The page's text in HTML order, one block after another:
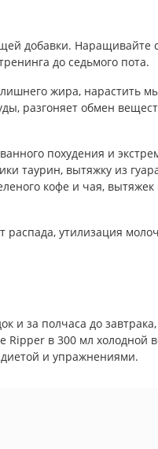
добавки. Наращивайте
до седьмого пота.
жира, нарастить
разгоняет обмен
похудения и
таурин, вытяжку из
кофе и чая,
утилизация
и за полчаса до
Ripper в 300 мл холодной
и упражнениями.